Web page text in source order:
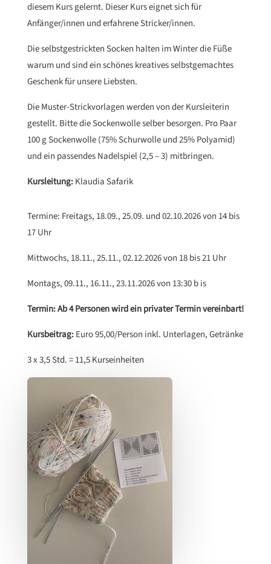
diesem Kurs gelernt. Dieser Kurs eignet sich für
Anfänger/innen und erfahrene Stricker/innen.
Die selbstgestrickten Socken halten im Winter die Füße
warum und sind ein schönes kreatives selbstgemachtes
Geschenk für unsere Liebsten.
Die Muster-Strickvorlagen werden von der Kursleiterin
gestellt. Bitte die Sockenwolle selber besorgen. Pro Paar
100 g Sockenwolle (75% Schurwolle und 25% Polyamid)
und ein passendes Nadelspiel (2,5 – 3) mitbringen.
Kursleitung:Klaudia Safarik
Termine: Freitags, 18.09., 25.09. und 02.10.2026 von 14 bis
17 Uhr
Mittwochs, 18.11., 25.11., 02.12.2026 von 18 bis 21 Uhr
Montags, 09.11., 16.11., 23.11.2026 von 13:30 b is
Termin: Ab 4 Personen wird ein privater Termin vereinbart!
Kursbeitrag:Euro 95,00/Person inkl. Unterlagen, Getränke
3 x 3,5 Std. = 11,5 Kurseinheiten